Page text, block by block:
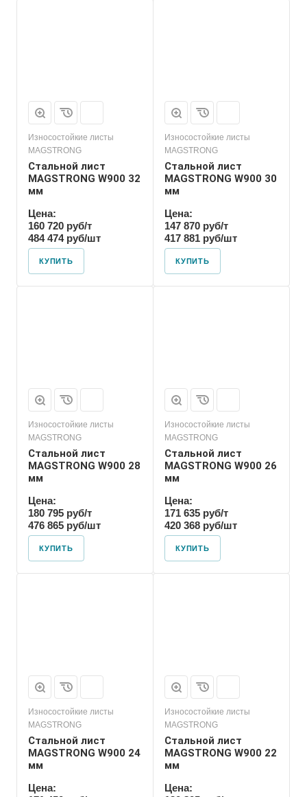
Износостойкие листы
MAGSTRONG
Стальной лист
MAGSTRONG W900 32
мм
Цена:
160 720 руб/т
484 474 руб/шт
КУПИТЬ
Износостойкие листы
MAGSTRONG
Стальной лист
MAGSTRONG W900 30
мм
Цена:
147 870 руб/т
417 881 руб/шт
КУПИТЬ
Износостойкие листы
MAGSTRONG
Стальной лист
MAGSTRONG W900 28
мм
Цена:
180 795 руб/т
476 865 руб/шт
КУПИТЬ
Износостойкие листы
MAGSTRONG
Стальной лист
MAGSTRONG W900 26
мм
Цена:
171 635 руб/т
420 368 руб/шт
КУПИТЬ
Износостойкие листы
MAGSTRONG
Стальной лист
MAGSTRONG W900 24
мм
Цена:
Износостойкие листы
MAGSTRONG
Стальной лист
MAGSTRONG W900 22
мм
Цена: